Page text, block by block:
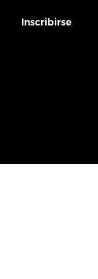
Inscribirse